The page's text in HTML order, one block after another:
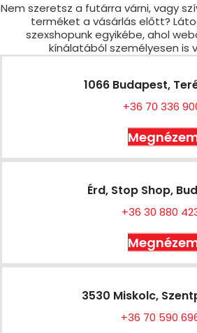
Nem szeretsz a futárra várni, vagy
terméket a vásárlás előtt?
szexshopunk egyikébe, ahol
kínálatából személyesen is
1066 Budapest,
+36 70 336
Érd, Stop Shop,
+36 30 880
3530 Miskolc,
+36 70 590